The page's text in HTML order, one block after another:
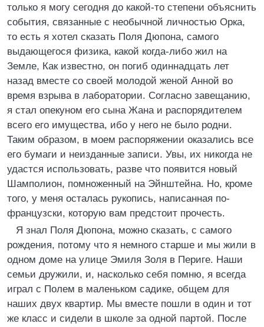
только я могу сегодня до какой-то степени объяснить
события, связанные с необычной личностью Орка,
то есть я хотел сказать Поля Дюпона, самого
выдающегося физика, какой когда-либо жил на
Земле, Как известно, он погиб одиннадцать лет
назад вместе со своей молодой женой Анной во
время взрыва в лаборатории. Согласно завещанию,
я стал опекуном его сына Жана и распорядителем
всего его имущества, ибо у него не было родни.
Таким образом, в моем распоряжении оказались все
его бумаги и неизданные записи. Увы, их никогда не
удастся использовать, разве что появится новый
Шамполион, помноженный на Эйнштейна. Но, кроме
того, у меня осталась рукопись, написанная по-
французски, которую вам предстоит прочесть.
Я знал Поля Дюпона, можно сказать, с самого
рождения, потому что я немного старше и мы жили в
одном доме на улице Эмиля Золя в Периге. Наши
семьи дружили, и, насколько себя помню, я всегда
играл с Полем в маленьком садике, общем для
наших двух квартир. Мы вместе пошли в один и тот
же класс и сидели в школе за одной партой. После